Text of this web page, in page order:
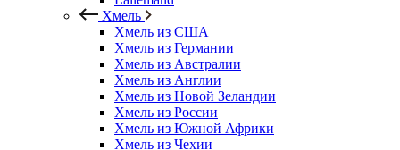
Хмель
Хмель из США
Хмель из Германии
Хмель из Австралии
Хмель из Англии
Хмель из Новой Зеландии
Хмель из России
Хмель из Южной Африки
Хмель из Чехии